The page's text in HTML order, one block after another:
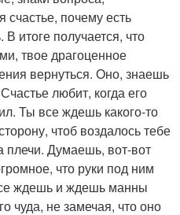
почему есть
итоге получается, что
твое драгоценное
вернуться. Оно, знаешь
любит, когда его
Ты все ждешь какого-то
чтоб воздалось тебе
плечи. Думаешь, вот-вот
что руки под ним
ждешь и ждешь манны
чуда, не замечая, что оно